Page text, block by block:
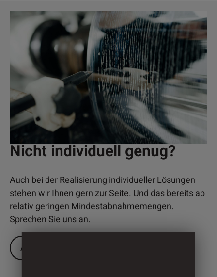
Nicht individuell genug?
Auch bei der Realisierung individueller Lösungen
stehen wir Ihnen gern zur Seite. Und das bereits ab
relativ geringen Mindestabnahmemengen.
Sprechen Sie uns an.
ANRUFEN